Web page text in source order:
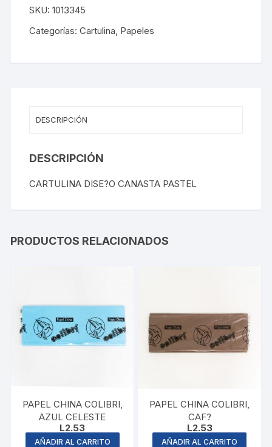
LISTA
DE
DESEOS
SKU:1013345
Categorías:Cartulina Papeles
DESCRIPCIÓN
DESCRIPCIÓN
CARTULINA DISE?O CANASTA PASTEL
PRODUCTOS RELACIONADOS
PAPEL CHINA COLIBRI,
AZUL CELESTE
L2.53
AÑADIR AL CARRITO
PAPEL CHINA COLIBRI,
CAF?
L2.53
AÑADIR AL CARRITO